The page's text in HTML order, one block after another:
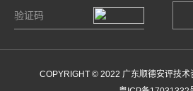
COPYRIGHT © 2022 广东顺德安评技术